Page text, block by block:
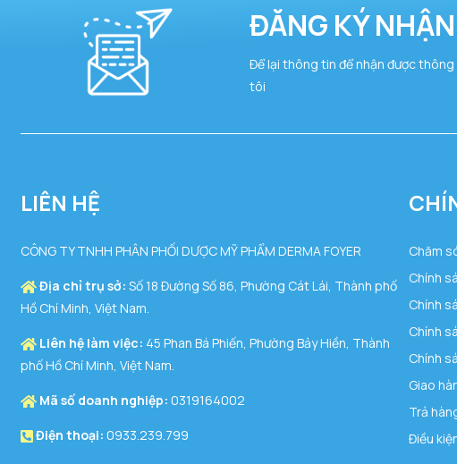
ĐĂNG KÝ
Để lại thông tin để nhận được
tôi
LIÊN HỆ
CÔNG TY TNHH PHÂN PHỐI DƯỢC MỸ PHẨM DERMA FOYER
Địa chỉ trụ sở: Số 18 Đường Số 86, Phường Cát Lái, Thành phố
Hồ Chí Minh, Việt Nam.
Liên hệ làm việc: 45 Phan Bá Phiến, Phường Bảy Hiền, Thành
phố Hồ Chí Minh, Việt Nam.
Mã số doanh nghiệp: 0319164002
Điện thoại: 0933.239.799
Chăm
Chính
Chính
Chính
Chính
Giao
Trả
Điều